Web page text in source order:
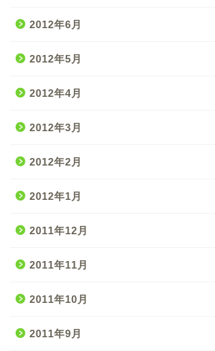
2012年6月
2012年5月
2012年4月
2012年3月
2012年2月
2012年1月
2011年12月
2011年11月
2011年10月
2011年9月